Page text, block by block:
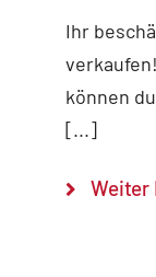
Ihr
können
[...]
Weiter